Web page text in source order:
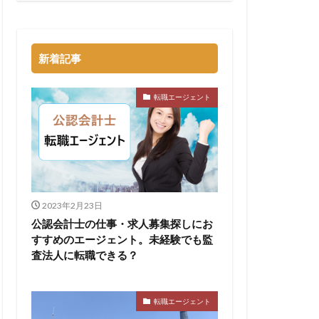
新着記事
転職エージェント
2023年2月23日
公認会計士の仕事・求人募集探しにお
すすめのエージェント。未経験でも監
査法人に転職できる？
転職エージェント